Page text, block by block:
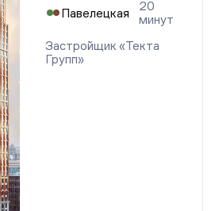
Павелецкая
20
минут
Застройщик «Текта
Групп»